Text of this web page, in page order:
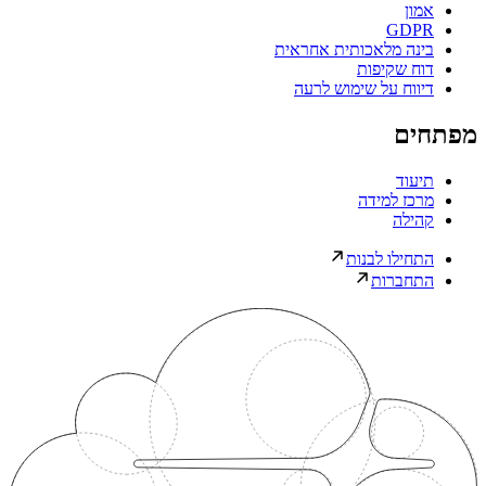
אמון
GDPR
בינה מלאכותית אחראית
דוח שקיפות
דיווח על שימוש לרעה
מפתחים
תיעוד
מרכז למידה
קהילה
התחילו לבנות
התחברות